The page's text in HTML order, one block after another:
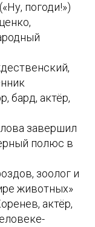
погоди!»)
бард, актёр,
завершил
полюс в
зоолог и
животных»
актёр,